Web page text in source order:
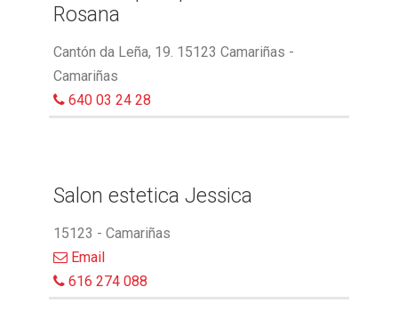
Rosana
Cantón da Leña, 19. 15123 Camariñas -
Camariñas
640 03 24 28
Salon estetica Jessica
15123 - Camariñas
Email
616 274 088